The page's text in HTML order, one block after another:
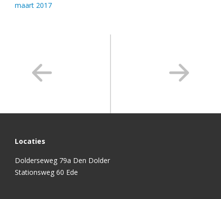
maart 2017
Locaties
Dolderseweg 79a Den Dolder
Stationsweg 60 Ede